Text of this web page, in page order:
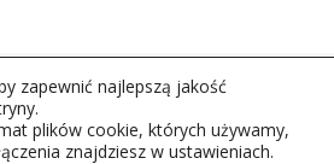
zapewnić najlepszą jakość
plików cookie, których używamy,
znajdziesz w ustawieniach.